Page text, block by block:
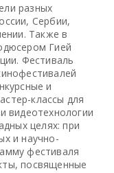
разных
Сербии,
Также в
Гией
Фестиваль
и
классы для
видеотехнологии
целях: при
и научно-
фестиваля
посвященные